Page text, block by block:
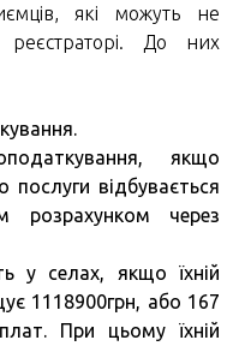
які можуть не
реєстраторі. До них
якщо
відбувається
розрахунком через
у селах, якщо їхній
1118900грн, або 167
При цьому їхній